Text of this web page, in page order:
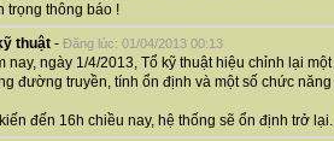
trọng thông báo !
thuật - Đăng lúc: 01/04/2013 00:13
nay, ngày 1/4/2013, Tổ kỹ thuật hiệu chỉnh lại
đường truyền, tính ổn định và một số chức
đến 16h chiều nay, hệ thống sẽ ổn định trở